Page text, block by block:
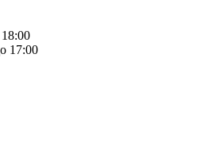
17:00